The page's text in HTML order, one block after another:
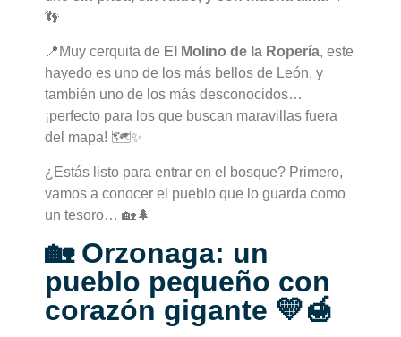
👣
📍Muy cerquita de El Molino de la Ropería, este
hayedo es uno de los más bellos de León, y
también uno de los más desconocidos…
¡perfecto para los que buscan maravillas fuera
del mapa! 🗺️✨
¿Estás listo para entrar en el bosque? Primero,
vamos a conocer el pueblo que lo guarda como
un tesoro… 🏡🌲
🏡 Orzonaga: un
pueblo pequeño con
corazón gigante 💛🍯